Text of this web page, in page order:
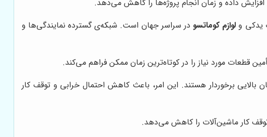
افزایش داده و زمان انجام پروژه‌ها را کاهش می‌دهد.
یدکی و لوازم کوماتسو در سراسر جهان است. شبکه‌ی گسترده نمایندگی‌ها و
قطعات مورد نیاز را در کوتاه‌ترین زمان ممکن فراهم می‌کند.
بالایی برخوردار هستند. این امر، باعث کاهش احتمال خرابی و توقف کار
توقف کار ماشین‌آلات را کاهش می‌دهد.